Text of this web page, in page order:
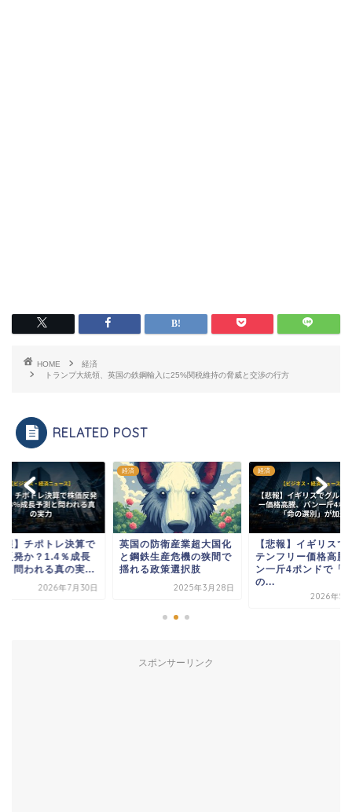
HOME
経済
トランプ大統領、英国の鉄鋼輸入に25%関税維持の脅威と交渉の行方
RELATED POST
報】チポトレ決算で
反発か？1.4％成長
と問われる真の実...
2026年7月30日
経済
英国の防衛産業超大国化
と鋼鉄生産危機の狭間で
揺れる政策選択肢
2025年3月28日
経済
【悲報】イギリスで
テンフリー価格高騰
ン一斤4ポンドで「
の...
2026年5
スポンサーリンク